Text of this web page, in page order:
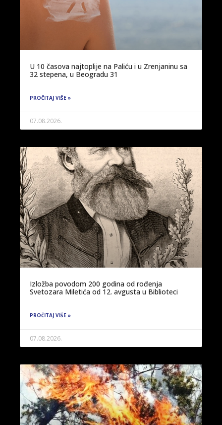
U 10 časova najtoplije na Paliću i u Zrenjaninu sa
32 stepena, u Beogradu 31
PROČITAJ VIŠE »
07.08.2026.
Izložba povodom 200 godina od rođenja
Svetozara Miletića od 12. avgusta u Biblioteci
PROČITAJ VIŠE »
07.08.2026.